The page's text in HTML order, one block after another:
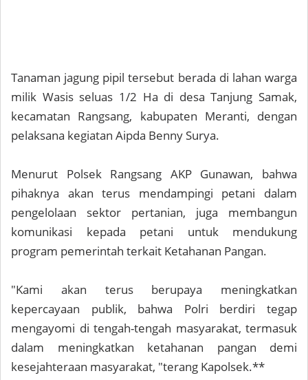
Tanaman jagung pipil tersebut berada di lahan warga
milik Wasis seluas 1/2 Ha di desa Tanjung Samak,
kecamatan Rangsang, kabupaten Meranti, dengan
pelaksana kegiatan Aipda Benny Surya.
Menurut Polsek Rangsang AKP Gunawan, bahwa
pihaknya akan terus mendampingi petani dalam
pengelolaan sektor pertanian, juga membangun
komunikasi kepada petani untuk mendukung
program pemerintah terkait Ketahanan Pangan.
"Kami akan terus berupaya meningkatkan
kepercayaan publik, bahwa Polri berdiri tegap
mengayomi di tengah-tengah masyarakat, termasuk
dalam meningkatkan ketahanan pangan demi
kesejahteraan masyarakat, "terang Kapolsek.**